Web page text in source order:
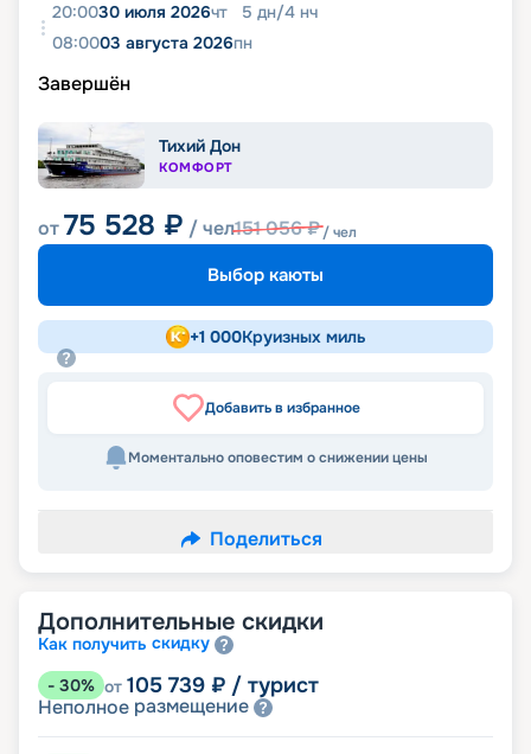
20:0030 июля 2026чт 5 дн/4 нч
08:0003 августа 2026пн
Завершён
Тихий Дон
КОМФОРТ
от75 528 ₽ / чел151 056₽/ чел
Выбор каюты
+1 000Круизных миль
Добавить в избранное
Моментально оповестим о снижении цены
Поделиться
Дополнительные скидки
Как получить скидку
- 30% от 105 739 ₽ / турист
Неполное размещение